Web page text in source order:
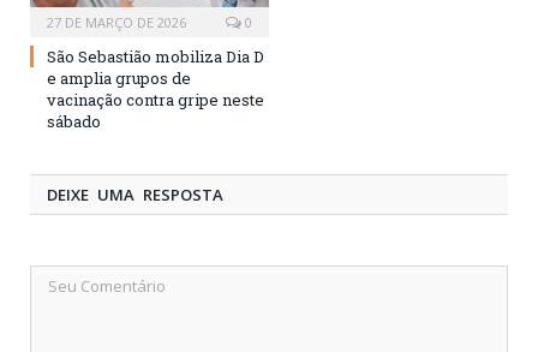
27 DE MARÇO DE 2026 0
São Sebastião mobiliza Dia D
e amplia grupos de
vacinação contra gripe neste
sábado
DEIXE UMA RESPOSTA